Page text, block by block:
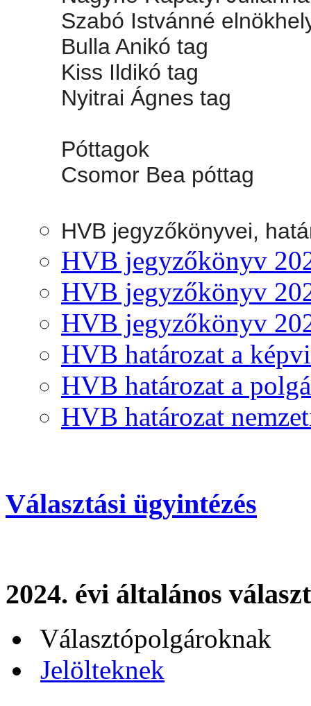
Szabó Istvánné
Bulla Anikó tag
Kiss Ildikó tag
Nyitrai Ágnes tag
Póttagok
Csomor Bea póttag
HVB jegyzőkönyvei,
HVB jegyzőkönyv
HVB jegyzőkönyv
HVB jegyzőkönyv
HVB határozat a
HVB határozat a
HVB határozat
Választási ügyintézés
2024. évi általános
Választópolgároknak
Jelölteknek